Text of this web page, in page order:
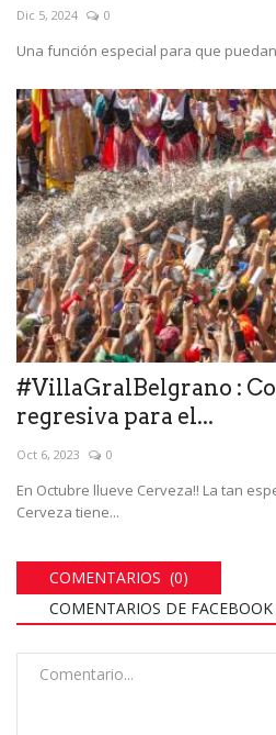
Dic 5, 2024 0
Una función especial para que
#VillaGralBelgrano :
regresiva para el...
Oct 6, 2023 0
En Octubre llueve Cerveza!! La tan
Cerveza tiene...
COMENTARIOS (0)
COMENTARIOS DE FACEBOOK